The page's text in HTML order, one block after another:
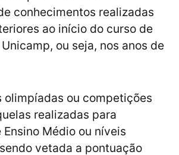
conhecimentos realizadas
ao início do curso de
ou seja, nos anos de
olimpíadas ou competições
realizadas para
Médio ou níveis
vetada a pontuação